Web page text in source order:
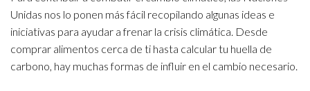
Unidas nos lo ponen más fácil recopilando algunas ideas e
iniciativas para ayudar a frenar la crisis climática. Desde
comprar alimentos cerca de ti hasta calcular tu huella de
carbono, hay muchas formas de influir en el cambio necesario.